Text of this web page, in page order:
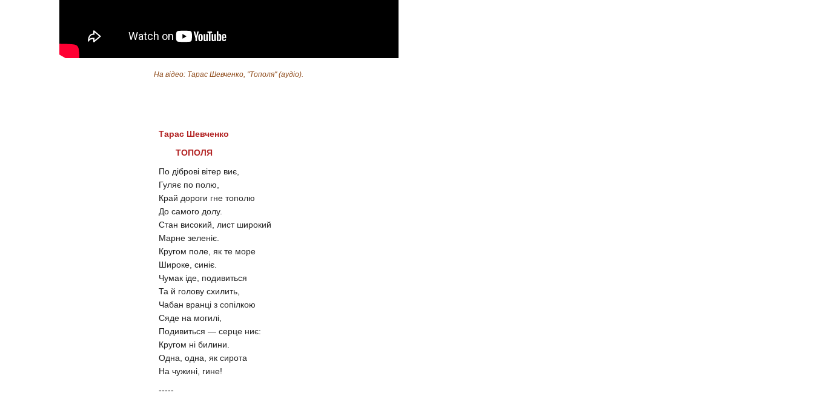
На відео: Тарас Шевченко, "Тополя" (аудіо).
Тарас Шевченко
ТОПОЛЯ
По діброві вітер виє,
Гуляє по полю,
Край дороги гне тополю
До самого долу.
Стан високий, лист широкий
Марне зеленіє.
Кругом поле, як те море
Широке, синіє.
Чумак іде, подивиться
Та й голову схилить,
Чабан вранці з сопілкою
Сяде на могилі,
Подивиться — серце ниє:
Кругом ні билини.
Одна, одна, як сирота
На чужині, гине!
-----